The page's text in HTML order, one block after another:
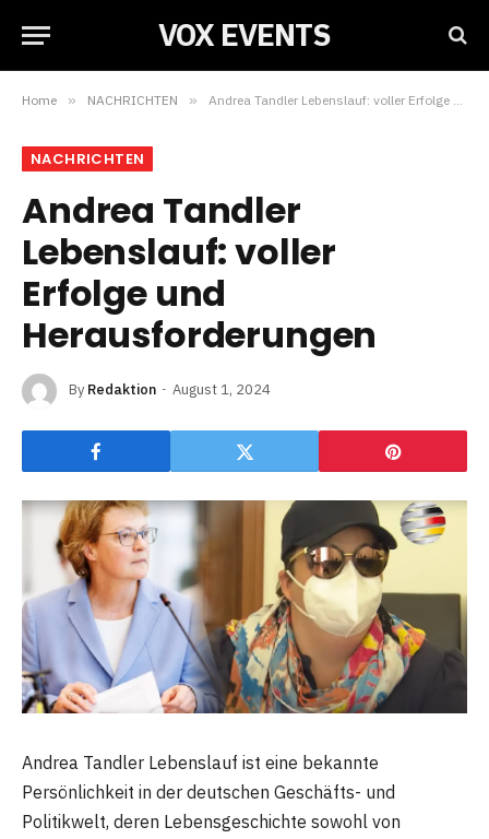
VOX EVENTS
Home » NACHRICHTEN » Andrea Tandler Lebenslauf: voller Erfolge und Herausforderungen
NACHRICHTEN
Andrea Tandler
Lebenslauf: voller
Erfolge und
Herausforderungen
By Redaktion August 1, 2024
Andrea Tandler Lebenslauf ist eine bekannte
Persönlichkeit in der deutschen Geschäfts- und
Politikwelt, deren Lebensgeschichte sowohl von